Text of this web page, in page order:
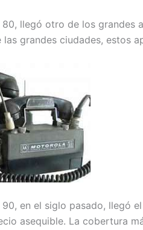
80, llegó otro de los
grandes ciudades, estos
en el siglo pasado, llegó
asequible. La cobertura